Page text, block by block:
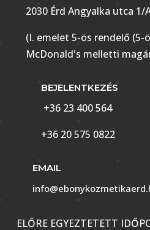
2030 Érd Angyalka utca 1/
(I. emelet 5-ös rendelő (5-
McDonald's melletti
BEJELENTKEZÉS
+36 23 400 564
+36 20 575 0822
EMAIL
ELŐRE EGYEZTETETT